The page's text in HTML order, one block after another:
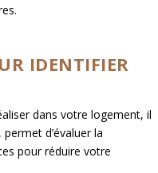
IDENTIFIER
dans votre logement, il
d’évaluer la
pour réduire votre